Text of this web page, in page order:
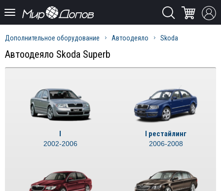
Дополнительное оборудование Автоодеяло Skoda
Автоодеяло Skoda Superb
I
2002-2006
I рестайлинг
2006-2008